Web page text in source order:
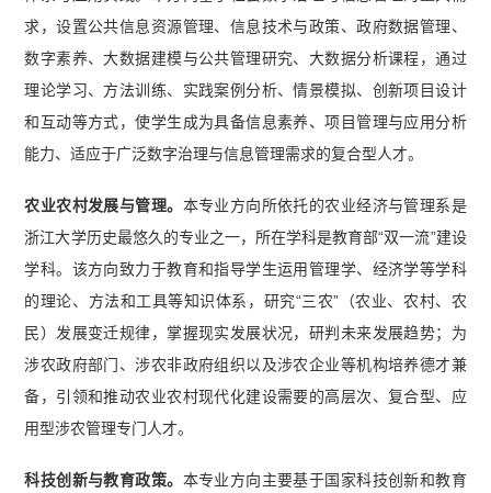
求，设置公共信息资源管理、信息技术与政策、政府数据管理、
数字素养、大数据建模与公共管理研究、大数据分析课程，通过
理论学习、方法训练、实践案例分析、情景模拟、创新项目设计
和互动等方式，使学生成为具备信息素养、项目管理与应用分析
能力、适应于广泛数字治理与信息管理需求的复合型人才。
农业农村发展与管理。 本专业方向所依托的农业经济与管理系是
浙江大学历史最悠久的专业之一，所在学科是教育部“双一流”建设
学科。该方向致力于教育和指导学生运用管理学、经济学等学科
的理论、方法和工具等知识体系，研究“三农”（农业、农村、农
民）发展变迁规律，掌握现实发展状况，研判未来发展趋势；为
涉农政府部门、涉农非政府组织以及涉农企业等机构培养德才兼
备，引领和推动农业农村现代化建设需要的高层次、复合型、应
用型涉农管理专门人才。
科技创新与教育政策。 本专业方向主要基于国家科技创新和教育